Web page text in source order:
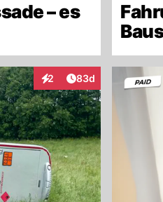
– es
2
Interaktionen
Artikel
83d